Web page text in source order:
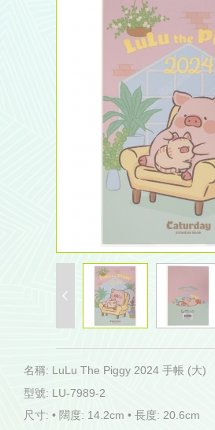
名稱: LuLu The Piggy 2024 手帳 (大)
型號: LU-7989-2
尺寸: • 闊度: 14.2cm • 長度: 20.6cm